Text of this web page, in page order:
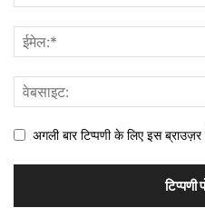
अगली बार टिप्पणी के लिए इस